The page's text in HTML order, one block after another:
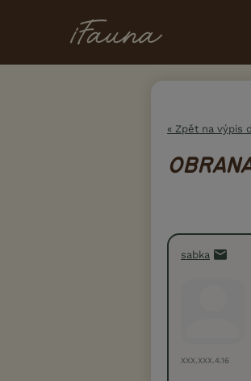
« Zpět na výpis
sabka
XXX.XXX.4.16